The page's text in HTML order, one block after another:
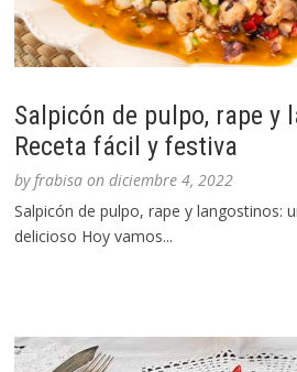
Salpicón de pulpo, rape y
Receta fácil y festiva
byfrabisa ondiciembre 4, 2022
Salpicón de pulpo, rape y langostinos:
delicioso Hoy vamos...